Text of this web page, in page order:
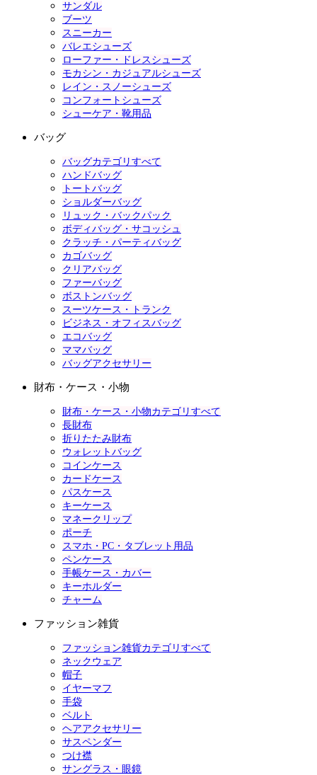
サンダル
ブーツ
スニーカー
バレエシューズ
ローファー・ドレスシューズ
モカシン・カジュアルシューズ
レイン・スノーシューズ
コンフォートシューズ
シューケア・靴用品
バッグ
バッグカテゴリすべて
ハンドバッグ
トートバッグ
ショルダーバッグ
リュック・バックパック
ボディバッグ・サコッシュ
クラッチ・パーティバッグ
カゴバッグ
クリアバッグ
ファーバッグ
ボストンバッグ
スーツケース・トランク
ビジネス・オフィスバッグ
エコバッグ
ママバッグ
バッグアクセサリー
財布・ケース・小物
財布・ケース・小物カテゴリすべて
長財布
折りたたみ財布
ウォレットバッグ
コインケース
カードケース
パスケース
キーケース
マネークリップ
ポーチ
スマホ・PC・タブレット用品
ペンケース
手帳ケース・カバー
キーホルダー
チャーム
ファッション雑貨
ファッション雑貨カテゴリすべて
ネックウェア
帽子
イヤーマフ
手袋
ベルト
ヘアアクセサリー
サスペンダー
つけ襟
サングラス・眼鏡